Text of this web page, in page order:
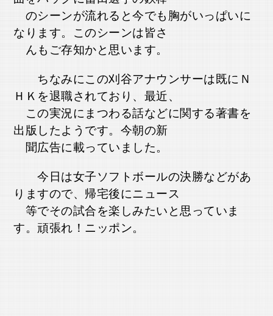
のシーンが流れると今でも胸がいっぱいに
なります。 このシーンは皆さ
んもご存知かと思います。
ちなみにこの刈谷アナウンサーは既にＮ
ＨＫを退職されており、最近、
この実況にまつわる話などに関する著書を
出版したようです。今朝の新
聞広告に載っていました。
今日は女子ソフトボールの決勝などがあ
りますので、帰宅後にニュース
等でその試合を楽しみたいと思っていま
す。頑張れ！ニッポン。